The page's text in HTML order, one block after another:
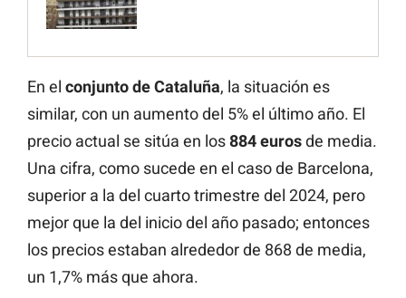
En el conjunto de Cataluña, la situación es
similar, con un aumento del 5% el último año. El
precio actual se sitúa en los884 eurosde media.
Una cifra, como sucede en el caso de Barcelona,
superior a la del cuarto trimestre del 2024, pero
mejor que la del inicio del año pasado; entonces
los precios estaban alrededor de 868 de media,
un 1,7% más que ahora.